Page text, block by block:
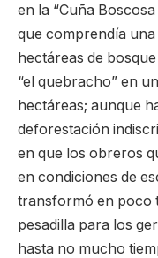
en la “Cuña
que comprendía
hectáreas de
“el quebracho” en
hectáreas; aunque
deforestación
en que los obreros
en condiciones de
transformó en poco
pesadilla para los
hasta no mucho